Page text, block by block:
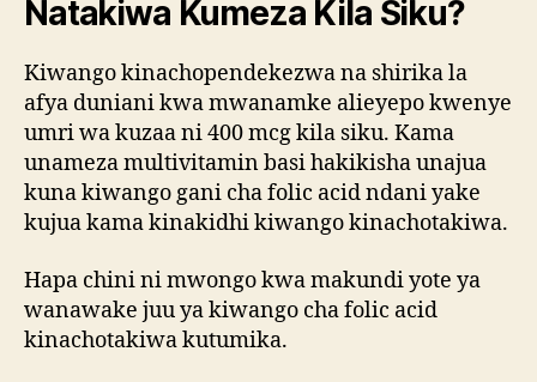
Natakiwa Kumeza Kila Siku?
Kiwango kinachopendekezwa na shirika la
afya duniani kwa mwanamke alieyepo kwenye
umri wa kuzaa ni 400 mcg kila siku. Kama
unameza multivitamin basi hakikisha unajua
kuna kiwango gani cha folic acid ndani yake
kujua kama kinakidhi kiwango kinachotakiwa.
Hapa chini ni mwongo kwa makundi yote ya
wanawake juu ya kiwango cha folic acid
kinachotakiwa kutumika.